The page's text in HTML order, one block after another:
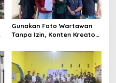
Gunakan Foto Wartawan
Tanpa Izin, Konten Kreator
Gorontalo